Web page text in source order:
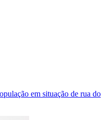
em situação de rua do